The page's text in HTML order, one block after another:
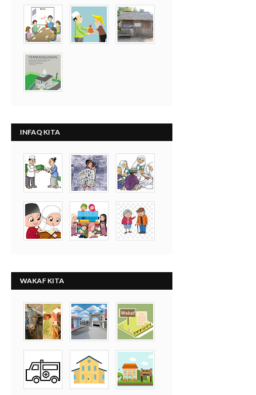
INFAQ KITA
WAKAF KITA